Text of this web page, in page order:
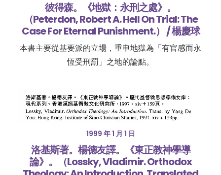
彼得森。《地獄：永刑之處》。
（Peterdon, Robert A. Hell On Trial: The
Case For Eternal Punishment.） / 楊慶球
本書主要從基要派的立場，重申地獄為「有官感而永
恆受刑罰」之地的論點。
1999 年 1 月 1 日
洛基斯著。楊德友譯。《東正教神學導
論》。（Lossky, Vladimir. Orthodox